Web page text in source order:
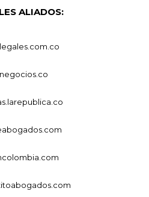
ALIADOS: